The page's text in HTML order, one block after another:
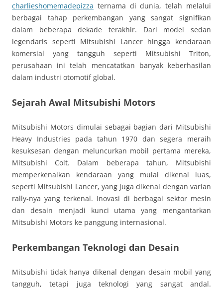
charlieshomemadepizza ternama di dunia, telah melalui
berbagai tahap perkembangan yang sangat signifikan
dalam beberapa dekade terakhir. Dari model sedan
legendaris seperti Mitsubishi Lancer hingga kendaraan
komersial yang tangguh seperti Mitsubishi Triton,
perusahaan ini telah mencatatkan banyak keberhasilan
dalam industri otomotif global.
Sejarah Awal Mitsubishi Motors
Mitsubishi Motors dimulai sebagai bagian dari Mitsubishi
Heavy Industries pada tahun 1970 dan segera meraih
kesuksesan dengan meluncurkan mobil pertama mereka,
Mitsubishi Colt. Dalam beberapa tahun, Mitsubishi
memperkenalkan kendaraan yang mulai dikenal luas,
seperti Mitsubishi Lancer, yang juga dikenal dengan varian
rally-nya yang terkenal. Inovasi di berbagai sektor mesin
dan desain menjadi kunci utama yang mengantarkan
Mitsubishi Motors ke panggung internasional.
Perkembangan Teknologi dan Desain
Mitsubishi tidak hanya dikenal dengan desain mobil yang
tangguh, tetapi juga teknologi yang sangat andal.